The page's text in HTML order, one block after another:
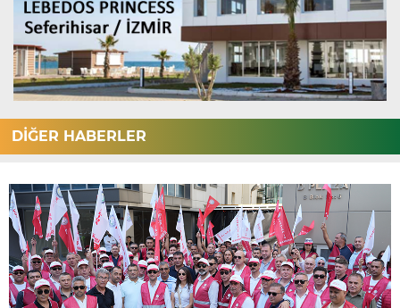
DİĞER HABERLER